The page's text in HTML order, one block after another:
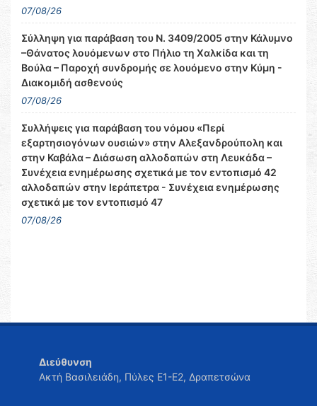
07/08/26
Σύλληψη για παράβαση του Ν. 3409/2005 στην Κάλυμνο
–Θάνατος λουόμενων στο Πήλιο τη Χαλκίδα και τη
Βούλα – Παροχή συνδρομής σε λουόμενο στην Κύμη -
Διακομιδή ασθενούς
07/08/26
Συλλήψεις για παράβαση του νόμου «Περί
εξαρτησιογόνων ουσιών» στην Αλεξανδρούπολη και
στην Καβάλα – Διάσωση αλλοδαπών στη Λευκάδα –
Συνέχεια ενημέρωσης σχετικά με τον εντοπισμό 42
αλλοδαπών στην Ιεράπετρα - Συνέχεια ενημέρωσης
σχετικά με τον εντοπισμό 47
07/08/26
Διεύθυνση
Ακτή Βασιλειάδη, Πύλες Ε1-Ε2, Δραπετσώνα